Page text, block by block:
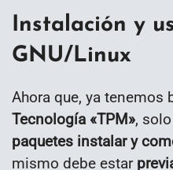
Instalación y
GNU/Linux
Ahora que, ya tenemos
Tecnología «TPM»,
paquetes instalar y
mismo debe estar